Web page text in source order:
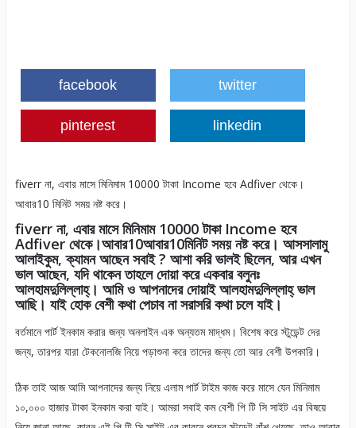
facebook twitter
pinterest linkedin
fiverr না, এবার মাসে মিনিমাম 10000 টাকা Income হবে Adfiver থেকে।
আবার10 মিনিট সময় নষ্ট করে।
fiverr না, এবার মাসে মিনিমাম 10000 টাকা Income হবে
Adfiver থেকে।আবার10আবার10মিনিট সময় নষ্ট করে। আসসালামু
আলাইকুম, ক্যামন আছেন সবাই ? আশা করি ভালই ছিলেন, আর এখন
ভাল আছেন, যদি থাকেন তাহলে দোয়া করে একবার বলুনঃ
আলহামদুলিল্লাহ্‌। আমি ও আপনাদের দোয়াই আলহামদুলিল্লাহ্‌ ভাল
আছি। যাই হোক বেশী কথা পেচাব না সরাসরি কথা চলে যাই।
বর্তমানে পার্ট ইনকাম করার জন্য অনলাইন এক অন্যতম মাদ্ধম। বিশেষ করে স্টুডেন্ট দের
জন্য, তারপর যারা টেকনোলজি নিয়ে পড়াশুনা করে তাদের জন্য তো আর বেশী উপকারি।
ঠিক তাই আজ আমি আপনাদের জন্য নিয়ে এলাম পার্ট টাইম কাজ করে মাসে যেন মিনিমাম
১০,০০০ হাজার টাকা ইনকাম করা যাই। আমরা সবাই কম বেশী পি টি সি সাইট এর বিষয়ে